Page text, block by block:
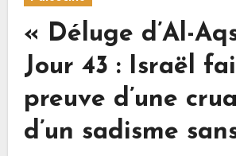
« Déluge d’Al-
Jour 43 : Israël
preuve d’une
d’un sadisme